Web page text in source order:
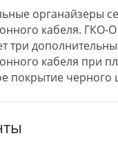
органайзеры
кабеля. ГКО-
три
кабеля при
покрытие черного